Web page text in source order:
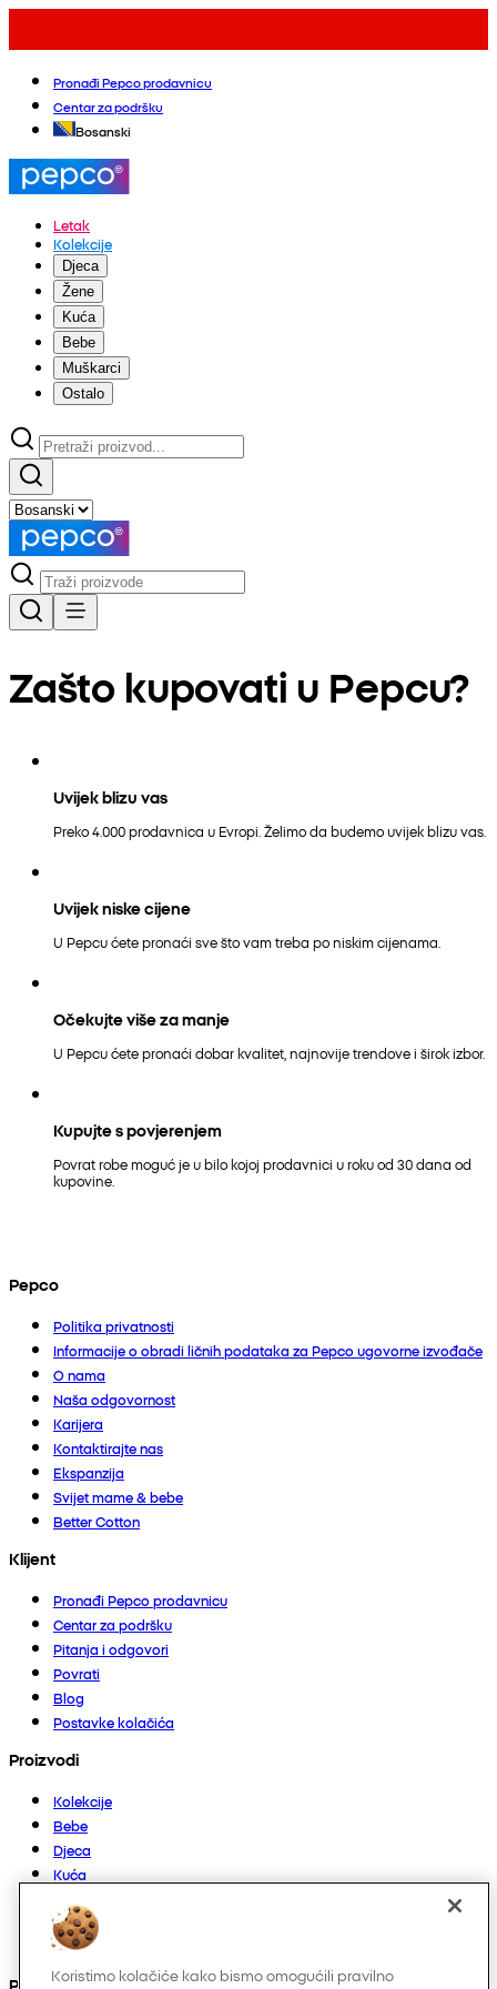
Pronađi Pepco prodavnicu
Centar za podršku
Bosanski
Letak
Kolekcije
Djeca
Žene
Kuća
Bebe
Muškarci
Ostalo
Zašto kupovati u Pepcu?
Uvijek blizu vas
Preko 4.000 prodavnica u Evropi. Želimo da budemo uvijek blizu vas.
Uvijek niske cijene
U Pepcu ćete pronaći sve što vam treba po niskim cijenama.
Očekujte više za manje
U Pepcu ćete pronaći dobar kvalitet, najnovije trendove i širok izbor.
Kupujte s povjerenjem
Povrat robe moguć je u bilo kojoj prodavnici u roku od 30 dana od
kupovine.
Pepco
Politika privatnosti
Informacije o obradi ličnih podataka za Pepco ugovorne izvođače
O nama
Naša odgovornost
Karijera
Kontaktirajte nas
Ekspanzija
Svijet mame & bebe
Better Cotton
Klijent
Pronađi Pepco prodavnicu
Centar za podršku
Pitanja i odgovori
Povrati
Blog
Postavke kolačića
Proizvodi
Kolekcije
Bebe
Djeca
Kuća
Muškarci
Ostalo
Koristimo kolačiće kako bismo omogućili pravilno